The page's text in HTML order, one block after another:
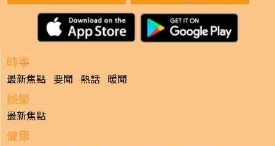
時事
最新焦點 要聞 熱話 暖聞
娛樂
最新焦點
健康